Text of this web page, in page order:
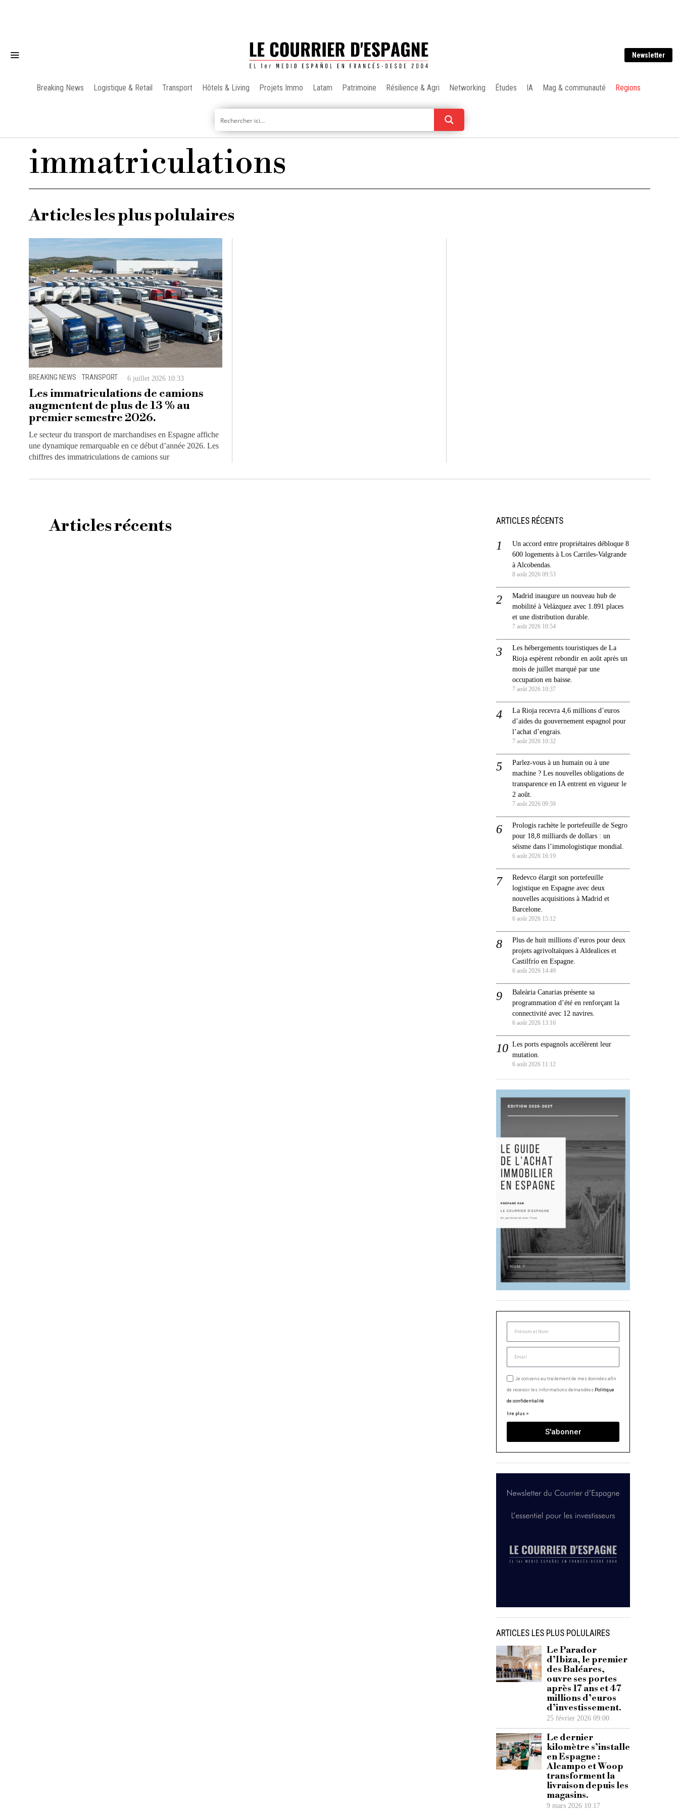
Newsletter
Breaking News Logistique & Retail Transport Hôtels & Living Projets Immo Latam Patrimoine Résilience & Agri Networking Études IA Mag & communauté Regions
immatriculations
Articles les plus polulaires
BREAKING NEWS · TRANSPORT 6 juillet 2026 10:33
Les immatriculations de camions
augmentent de plus de 13 % au
premier semestre 2026.
Le secteur du transport de marchandises en Espagne affiche
une dynamique remarquable en ce début d’année 2026. Les
chiffres des immatriculations de camions sur
Articles récents ARTICLES RÉCENTS
Un accord entre propriétaires débloque 8
600 logements à Los Carriles-Valgrande
à Alcobendas.
8 août 2026 09:53
Madrid inaugure un nouveau hub de
mobilité à Velázquez avec 1.891 places
et une distribution durable.
7 août 2026 10:54
Les hébergements touristiques de La
Rioja espèrent rebondir en août après un
mois de juillet marqué par une
occupation en baisse.
7 août 2026 10:37
La Rioja recevra 4,6 millions d’euros
d’aides du gouvernement espagnol pour
l’achat d’engrais.
7 août 2026 10:32
Parlez-vous à un humain ou à une
machine ? Les nouvelles obligations de
transparence en IA entrent en vigueur le
2 août.
7 août 2026 09:59
Prologis rachète le portefeuille de Segro
pour 18,8 milliards de dollars : un
séisme dans l’immologistique mondial.
6 août 2026 16:19
Redevco élargit son portefeuille
logistique en Espagne avec deux
nouvelles acquisitions à Madrid et
Barcelone.
6 août 2026 15:12
Plus de huit millions d’euros pour deux
projets agrivoltaïques à Aldealices et
Castilfrío en Espagne.
6 août 2026 14:49
Baleària Canarias présente sa
programmation d’été en renforçant la
connectivité avec 12 navires.
6 août 2026 13:16
Les ports espagnols accélèrent leur
mutation.
6 août 2026 11:12
Je consens au traitement de mes données afin
de recevoir les informations demandées.Politique
de confidentialité
lire plus >
S'abonner
ARTICLES LES PLUS POLULAIRES
Le Parador
d’Ibiza, le premier
des Baléares,
ouvre ses portes
après 17 ans et 47
millions d’euros
d’investissement.
25 février 2026 09:00
Le dernier
kilomètre s’installe
en Espagne :
Alcampo et Woop
transforment la
livraison depuis les
magasins.
9 mars 2026 10:17